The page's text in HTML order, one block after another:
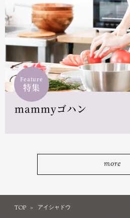
Feature
特集
mammyゴハン
more
TOP アイシャドウ